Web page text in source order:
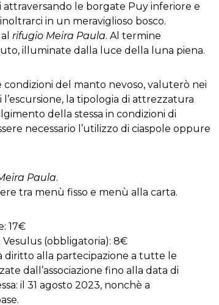
le borgate Puy inferiore e
in un meraviglioso bosco.
alrifugio Meira Paula. Al termine
illuminate dalla luce della luna piena.
condizioni del manto nevoso, valuterò nei
la tipologia di attrezzatura
della stessa in condizioni di
necessario l’utilizzo di ciaspole oppure
Paula.
tra menù fisso e menù alla carta.
17€
Vesulus (obbligatoria): 8€
diritto alla partecipazione a tutte le
dall’associazione fino alla data di
il 31 agosto 2023, nonchè a